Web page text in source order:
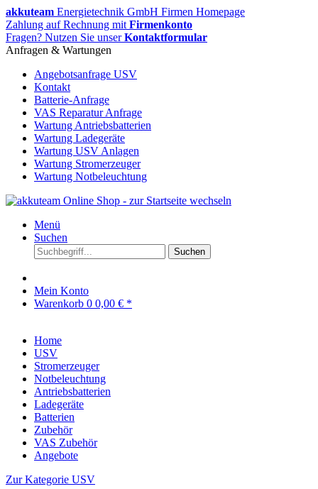
akkuteam Energietechnik GmbH Firmen Homepage
Zahlung auf Rechnung mit Firmenkonto
Fragen? Nutzen Sie unserKontaktformular
Anfragen & Wartungen
Angebotsanfrage USV
Kontakt
Batterie-Anfrage
VAS Reparatur Anfrage
Wartung Antriebsbatterien
Wartung Ladegeräte
Wartung USV Anlagen
Wartung Stromerzeuger
Wartung Notbeleuchtung
Menü
Suchen
Suchen
Mein Konto
Warenkorb 0 0,00 € *
Home
USV
Stromerzeuger
Notbeleuchtung
Antriebsbatterien
Ladegeräte
Batterien
Zubehör
VAS Zubehör
Angebote
Zur Kategorie USV